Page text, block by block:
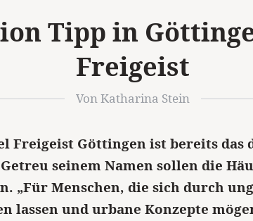
Tipp in
Freigeist
Von Katharina Stein
Freigeist Göttingen ist bereits
seinem Namen sollen die
„Für Menschen, die sich durch
lassen und urbane Konzepte